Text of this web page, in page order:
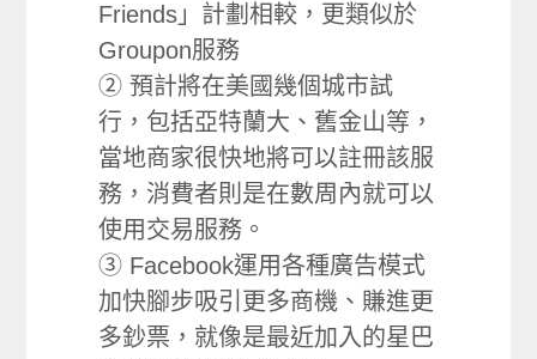
Friends」計劃相較，更類似於
Groupon服務
② 預計將在美國幾個城市試
行，包括亞特蘭大、舊金山等，
當地商家很快地將可以註冊該服
務，消費者則是在數周內就可以
使用交易服務。
③ Facebook運用各種廣告模式
加快腳步吸引更多商機、賺進更
多鈔票，就像是最近加入的星巴